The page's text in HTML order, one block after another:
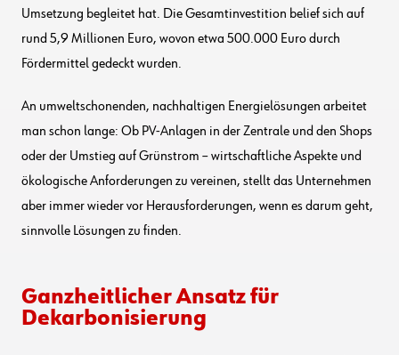
Umsetzung begleitet hat. Die Gesamtinvestition belief sich auf
rund 5,9 Millionen Euro, wovon etwa 500.000 Euro durch
Fördermittel gedeckt wurden.
An umweltschonenden, nachhaltigen Energielösungen arbeitet
man schon lange: Ob PV-Anlagen in der Zentrale und den Shops
oder der Umstieg auf Grünstrom – wirtschaftliche Aspekte und
ökologische Anforderungen zu vereinen, stellt das Unternehmen
aber immer wieder vor Herausforderungen, wenn es darum geht,
sinnvolle Lösungen zu finden.
Ganzheitlicher Ansatz für
Dekarbonisierung